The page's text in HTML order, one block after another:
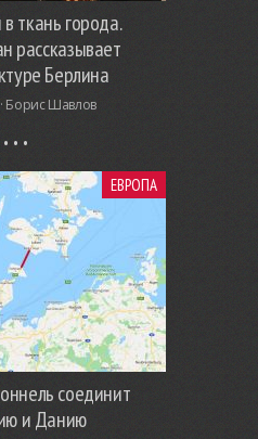
ткань города.
рассказывает
Берлина
Борис Шавлов
ЕВРОПА
соединит
и Данию